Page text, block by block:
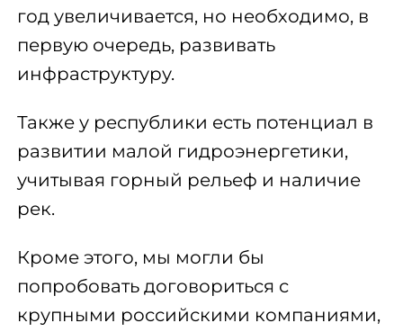
год увеличивается, но необходимо, в
первую очередь, развивать
инфраструктуру.
Также у республики есть потенциал в
развитии малой гидроэнергетики,
учитывая горный рельеф и наличие
рек.
Кроме этого, мы могли бы
попробовать договориться с
крупными российскими компаниями,